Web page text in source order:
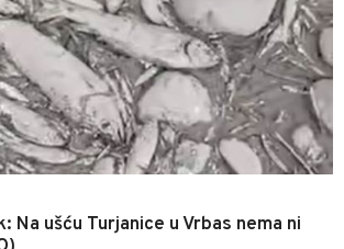
Na ušću Turjanice u Vrbas nema ni